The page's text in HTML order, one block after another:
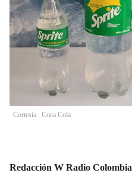
Cortesía : Coca Cola
Redacción W Radio Colombia